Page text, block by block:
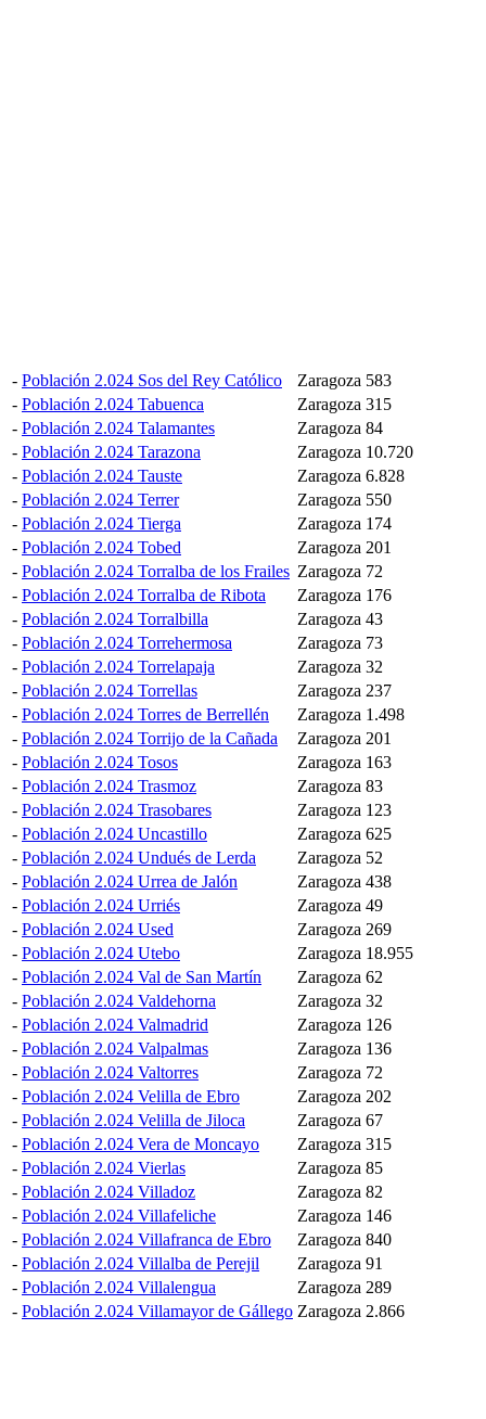
- Población 2.024 Sos del Rey Católico Zaragoza 583
- Población 2.024 Tabuenca Zaragoza 315
- Población 2.024 Talamantes Zaragoza 84
- Población 2.024 Tarazona Zaragoza 10.720
- Población 2.024 Tauste Zaragoza 6.828
- Población 2.024 Terrer Zaragoza 550
- Población 2.024 Tierga Zaragoza 174
- Población 2.024 Tobed Zaragoza 201
- Población 2.024 Torralba de los Frailes Zaragoza 72
- Población 2.024 Torralba de Ribota Zaragoza 176
- Población 2.024 Torralbilla Zaragoza 43
- Población 2.024 Torrehermosa Zaragoza 73
- Población 2.024 Torrelapaja Zaragoza 32
- Población 2.024 Torrellas Zaragoza 237
- Población 2.024 Torres de Berrellén Zaragoza 1.498
- Población 2.024 Torrijo de la Cañada Zaragoza 201
- Población 2.024 Tosos Zaragoza 163
- Población 2.024 Trasmoz Zaragoza 83
- Población 2.024 Trasobares Zaragoza 123
- Población 2.024 Uncastillo Zaragoza 625
- Población 2.024 Undués de Lerda Zaragoza 52
- Población 2.024 Urrea de Jalón Zaragoza 438
- Población 2.024 Urriés Zaragoza 49
- Población 2.024 Used Zaragoza 269
- Población 2.024 Utebo Zaragoza 18.955
- Población 2.024 Val de San Martín Zaragoza 62
- Población 2.024 Valdehorna Zaragoza 32
- Población 2.024 Valmadrid Zaragoza 126
- Población 2.024 Valpalmas Zaragoza 136
- Población 2.024 Valtorres Zaragoza 72
- Población 2.024 Velilla de Ebro Zaragoza 202
- Población 2.024 Velilla de Jiloca Zaragoza 67
- Población 2.024 Vera de Moncayo Zaragoza 315
- Población 2.024 Vierlas Zaragoza 85
- Población 2.024 Villadoz Zaragoza 82
- Población 2.024 Villafeliche Zaragoza 146
- Población 2.024 Villafranca de Ebro Zaragoza 840
- Población 2.024 Villalba de Perejil Zaragoza 91
- Población 2.024 Villalengua Zaragoza 289
- Población 2.024 Villamayor de Gállego Zaragoza 2.866